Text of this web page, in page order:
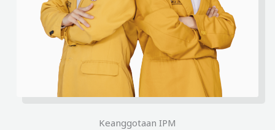
Keanggotaan IPM